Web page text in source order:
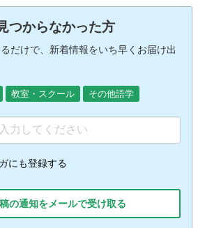
つからなかった方
だけで、新着情報をいち早くお届け出
教室・スクール その他語学
にも登録する
の通知をメールで受け取る